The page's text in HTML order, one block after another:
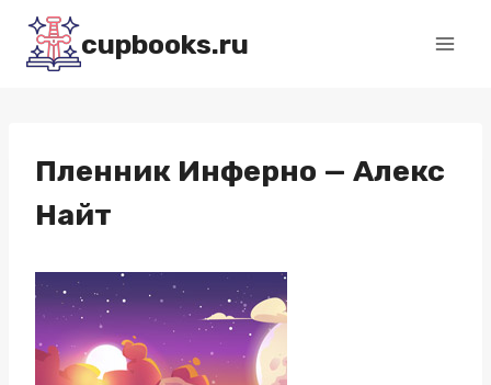
Перейти
содержимому
cupbooks.ru
Пленник Инферно — Алекс
Найт